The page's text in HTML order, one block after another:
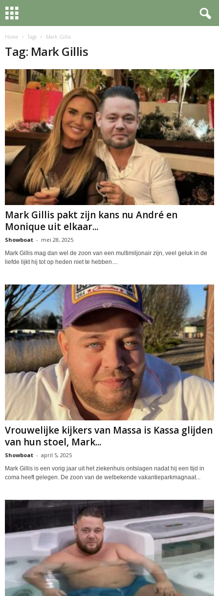
Home Tags Mark Gillis
Tag: Mark Gillis
Mark Gillis pakt zijn kans nu André en
Monique uit elkaar...
Showboat - mei 28, 2025
Mark Gillis mag dan wel de zoon van een multimiljonair zijn, veel geluk in de
liefde lijkt hij tot op heden niet te hebben....
Vrouwelijke kijkers van Massa is Kassa glijden
van hun stoel, Mark...
Showboat - april 5, 2025
Mark Gillis is een vorig jaar uit het ziekenhuis ontslagen nadat hij een tijd in
coma heeft gelegen. De zoon van de welbekende vakantieparkmagnaat...